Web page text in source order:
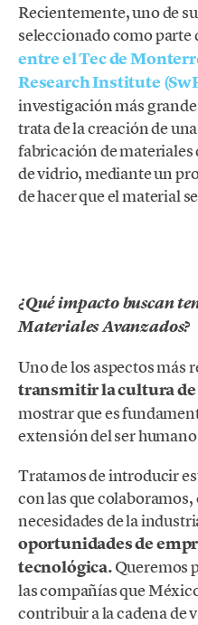
Recientemente, uno de
seleccionado como parte
entre el Tec de
Research Institute
investigación más
trata de la creación de
fabricación de materiales
de vidrio, mediante un
de hacer que el material
¿Qué impacto buscan
Materiales Avanzados?
Uno de los aspectos más
transmitir la cultura
mostrar que es
extensión del ser
Tratamos de introducir
con las que
necesidades de la
oportunidades de
tecnológica.Queremos
las compañías que
contribuir a la cadena de